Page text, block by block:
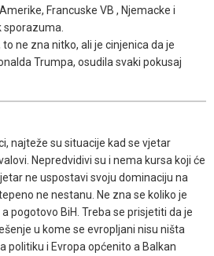
Francuske VB , Njemacke i
sporazuma.
to ne zna nitko, ali je cinjenica da je
Trumpa, osudila svaki pokusaj
najteže su situacije kad se vjetar
Nepredvidivi su i nema kursa koji će
ne uspostavi svoju dominaciju na
ne nestanu. Ne zna se koliko je
pogotovo BiH. Treba se prisjetiti da je
u kome se evropljani nisu ništa
politiku i Evropa općenito a Balkan